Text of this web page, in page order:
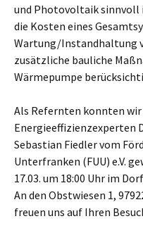
und Photovoltaik sinnvoll
die Kosten eines
Wartung/Instandhaltung
zusätzliche bauliche
Wärmepumpe
Als Refernten konnten
Energieeffizienzexperten
Sebastian Fiedler vom
Unterfranken (FUU) e.V.
17.03. um 18:00 Uhr im
An den Obstwiesen 1,
freuen uns auf Ihren